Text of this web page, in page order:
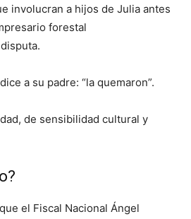
involucran a hijos de Julia antes
forestal
a su padre: “la quemaron”.
de sensibilidad cultural y
el Fiscal Nacional Ángel